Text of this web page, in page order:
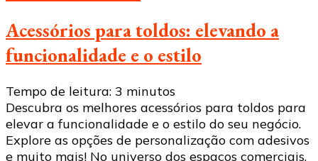
Acessórios para toldos: elevando a
funcionalidade e o estilo
Tempo de leitura: 3 minutos
Descubra os melhores acessórios para toldos para
elevar a funcionalidade e o estilo do seu negócio.
Explore as opções de personalização com adesivos
e muito mais! No universo dos espaços comerciais,